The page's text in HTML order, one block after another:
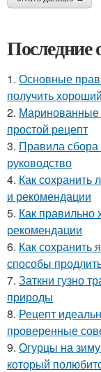
Последние
1. Основные
получить
2. Маринованные
простой рецепт
3. Правила сбора
руководство
4. Как сохранить
и рекомендации
5. Как правильно
рекомендации
6. Как сохранить
способы
7. Заткни гузно
природы
8. Рецепт
проверенные
9. Огурцы на
который